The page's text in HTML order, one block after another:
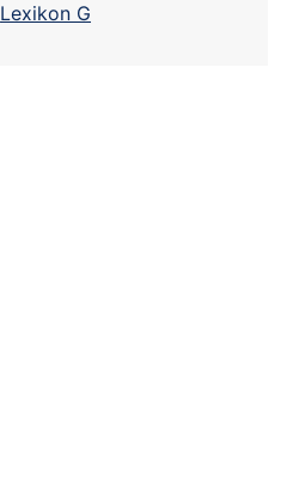
Lexikon G